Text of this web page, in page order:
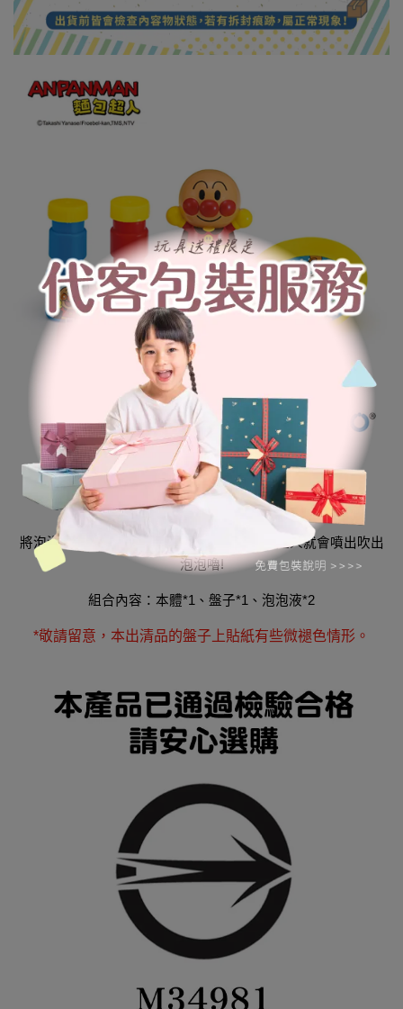
準備就緒~一起來吹泡泡吧!
將泡泡水倒到碟子，沾上泡泡水，捏壓麵包超人就會噴出吹出
泡泡嚕!
組合內容：本體*1 、盤子*1 、泡泡液*2
*敬請留意，本出清品的盤子上貼紙有些微褪色情形。